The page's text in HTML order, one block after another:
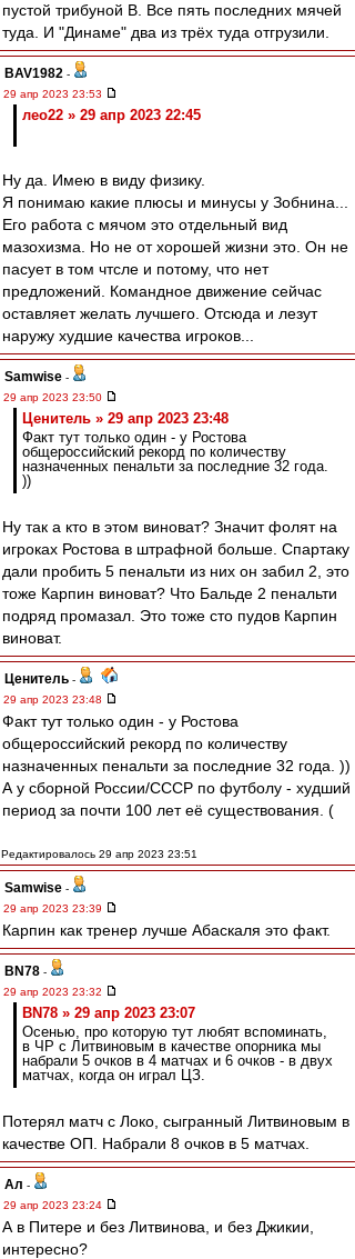
пустой трибуной В. Все пять последних мячей
туда. И "Динаме" два из трёх туда отгрузили.
BAV1982 -
29 апр 2023 23:53
лео22 » 29 апр 2023 22:45
Ну да. Имею в виду физику.
Я понимаю какие плюсы и минусы у Зобнина...
Его работа с мячом это отдельный вид
мазохизма. Но не от хорошей жизни это. Он не
пасует в том чтсле и потому, что нет
предложений. Командное движение сейчас
оставляет желать лучшего. Отсюда и лезут
наружу худшие качества игроков...
Samwise -
29 апр 2023 23:50
Ценитель » 29 апр 2023 23:48
Факт тут только один - у Ростова
общероссийский рекорд по количеству
назначенных пенальти за последние 32 года.
))
Ну так а кто в этом виноват? Значит фолят на
игроках Ростова в штрафной больше. Спартаку
дали пробить 5 пенальти из них он забил 2, это
тоже Карпин виноват? Что Бальде 2 пенальти
подряд промазал. Это тоже сто пудов Карпин
виноват.
Ценитель -
29 апр 2023 23:48
Факт тут только один - у Ростова
общероссийский рекорд по количеству
назначенных пенальти за последние 32 года. ))
А у сборной России/СССР по футболу - худший
период за почти 100 лет её существования. (
Редактировалось 29 апр 2023 23:51
Samwise -
29 апр 2023 23:39
Карпин как тренер лучше Абаскаля это факт.
BN78 -
29 апр 2023 23:32
BN78 » 29 апр 2023 23:07
Осенью, про которую тут любят вспоминать,
в ЧР с Литвиновым в качестве опорника мы
набрали 5 очков в 4 матчах и 6 очков - в двух
матчах, когда он играл ЦЗ.
Потерял матч с Локо, сыгранный Литвиновым в
качестве ОП. Набрали 8 очков в 5 матчах.
Ал -
29 апр 2023 23:24
А в Питере и без Литвинова, и без Джикии,
интересно?